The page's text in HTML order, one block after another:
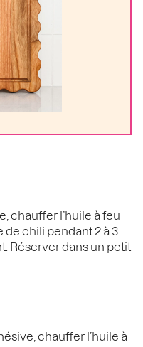
chauffer l’huile à feu
chili pendant 2 à 3
Réserver dans un petit
chauffer l’huile à